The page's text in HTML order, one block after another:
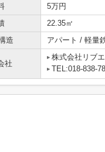
5万円
22.35㎡
造
アパート / 軽量
社
株式会社リブ
TEL:018-838-